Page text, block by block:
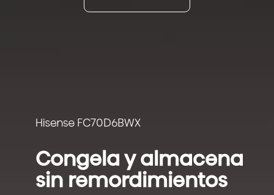
Hisense FC70D6BWX
Congela y almacena
sin remordimientos